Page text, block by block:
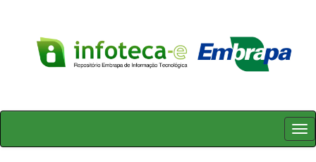
Skip